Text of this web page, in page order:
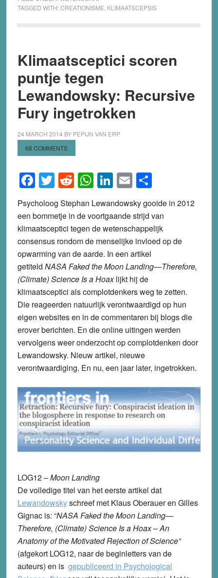
TAGGED WITH:CREATIONISME, KLIMAATSCEPSIS
Klimaatsceptici scoren
puntje tegen
Lewandowsky: Recursive
Fury ingetrokken
24 MARCH 2014 BY PEPIJN VAN ERP
68 COMMENTS
Facebook
Twitter
Reddit
WhatsApp
LinkedIn
EmailShare
Psycholoog Stephan Lewandowsky gooide in 2012
een bommetje in de voortgaande strijd van
klimaatsceptici tegen de wetenschappelijk
consensus rondom de menselijke invloed op de
opwarming van de aarde. In een artikel
getiteld NASA Faked the Moon Landing—Therefore,
(Climate) Science Is a Hoaxlijkt hij de
klimaatsceptici als complotdenkers weg te zetten.
Die reageerden natuurlijk verontwaardigd op hun
eigen websites en in de commentaren bij blogs die
erover berichten. En die online uitingen werden
vervolgens weer onderzocht op complotdenken door
Lewandowsky. Nieuw artikel, nieuwe
verontwaardiging. En nu, een jaar later, ingetrokken.
LOG12 –Moon Landing
De volledige titel van het eerste artikel dat
Lewandowskyschreef met Klaus Oberauer en Gilles
Gignac is: “NASA Faked the Moon Landing—
Therefore, (Climate) Science Is a Hoax – An
Anatomy of the Motivated Rejection of Science”
(afgekort LOG12, naar de beginletters van de
auteurs) en is gepubliceerd in Psychological